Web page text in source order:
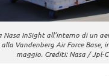
InSight all’interno di un
Vandenberg Air Force
maggio. Crediti: Nasa / Jpl-